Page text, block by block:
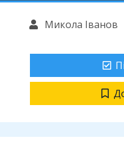
Микола Іванов